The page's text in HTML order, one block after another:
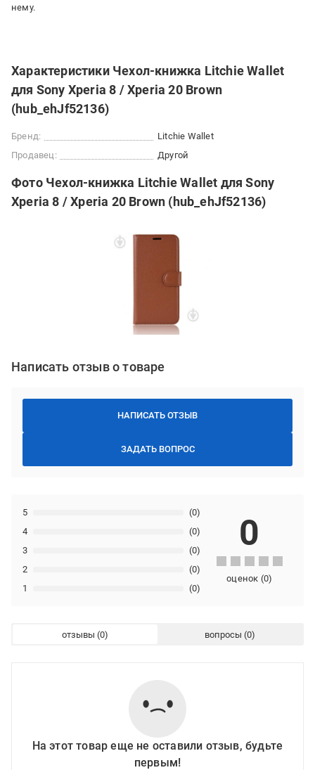
нему.
Характеристики Чехол-книжка Litchie Wallet
для Sony Xperia 8 / Xperia 20 Brown
(hub_ehJf52136)
Бренд:
Litchie Wallet
Продавец:
Другой
Фото Чехол-книжка Litchie Wallet для Sony
Xperia 8 / Xperia 20 Brown (hub_ehJf52136)
Написать отзыв о товаре
НАПИСАТЬ ОТЗЫВ
ЗАДАТЬ ВОПРОС
1 (0)
2 (0)
3 (0)
4 (0)
5 (0)
0
оценок (0)
отзывы вопросы
На этот товар еще не оставили отзыв, будьте
первым!